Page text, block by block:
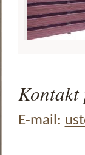
E-mail: